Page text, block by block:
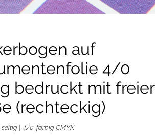
auf
4/0
bedruckt mit freier
(rechteckig)
seitig | 4/0-farbig CMYK